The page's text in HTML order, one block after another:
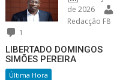
de 2026
Redacção F8
1
LIBERTADO DOMINGOS
SIMÕES PEREIRA
Última Hora